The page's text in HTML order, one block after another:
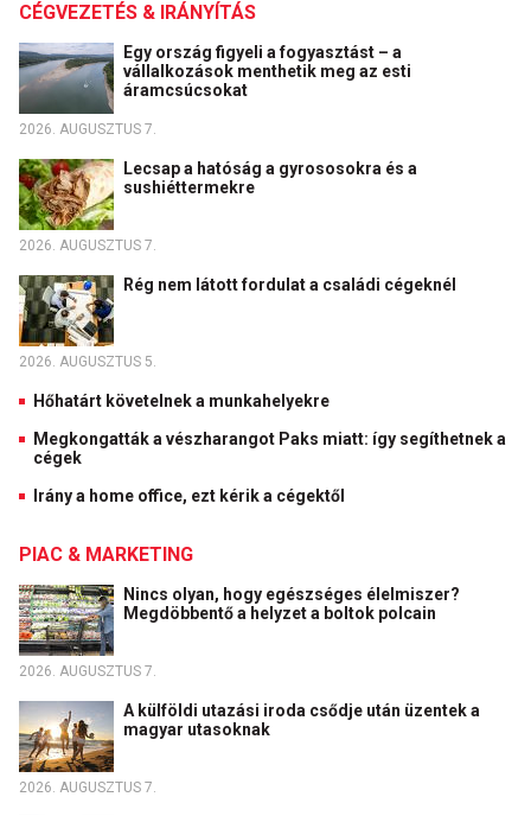
CÉGVEZETÉS & IRÁNYÍTÁS
Egy ország figyeli a fogyasztást – a
vállalkozások menthetik meg az esti
áramcsúcsokat
2026. AUGUSZTUS 7.
Lecsap a hatóság a gyrososokra és a
sushiéttermekre
2026. AUGUSZTUS 7.
Rég nem látott fordulat a családi cégeknél
2026. AUGUSZTUS 5.
Hőhatárt követelnek a munkahelyekre
Megkongatták a vészharangot Paks miatt: így segíthetnek a
cégek
Irány a home office, ezt kérik a cégektől
PIAC & MARKETING
Nincs olyan, hogy egészséges élelmiszer?
Megdöbbentő a helyzet a boltok polcain
2026. AUGUSZTUS 7.
A külföldi utazási iroda csődje után üzentek a
magyar utasoknak
2026. AUGUSZTUS 7.